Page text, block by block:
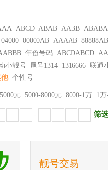
ABCD ABAB AABB
04000 00000AB AAAAB 88888AB
年份号码 ABCDABCD
小靓号 尾号1314 1316666 联通
他 个性号
元 5000-8000元 8000-1万 1
- 筛选
靓号交易